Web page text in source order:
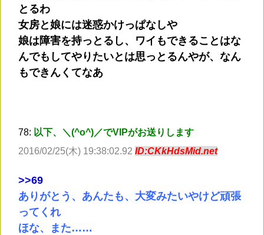
とるわ
女房と娘には迷惑かけっぱなしや
娘は障害を持っとるし、ワイもできることはな
んでもしてやりたいとは思っとるんやが、なん
もできんくてなあ
78: 以下、＼(^o^)／でVIPがお送りします
2016/02/25(木) 19:38:02.92 ID:CKkHdsMid.net
>>69
ありがとう、あんたも、大変みたいやけど頑張
ってくれ
ほな、また……